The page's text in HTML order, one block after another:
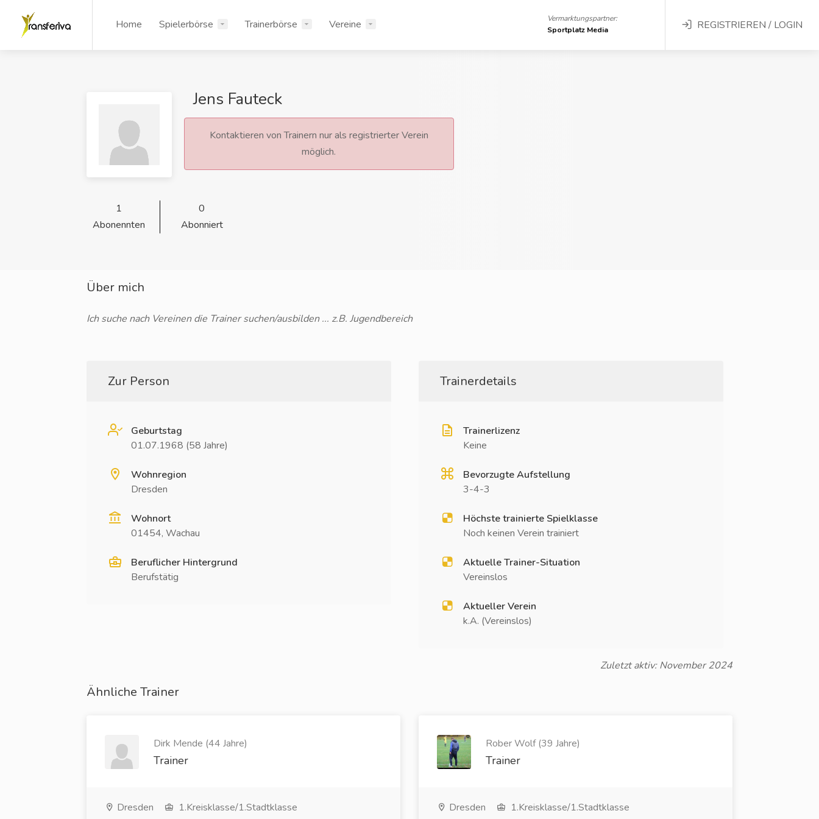
Home Spielerbörse Trainerbörse Vereine
Vermarktungspartner:
Sportplatz Media
REGISTRIEREN / LOGIN
Jens Fauteck
Kontaktieren von Trainern nur als registrierter Verein
möglich.
1
Abonennten
0
Abonniert
Über mich
Ich suche nach Vereinen die Trainer suchen/ausbilden ... z.B. Jugendbereich
Zur Person
Geburtstag
01.07.1968 (58 Jahre)
Wohnregion
Dresden
Wohnort
01454, Wachau
Beruflicher Hintergrund
Berufstätig
Trainerdetails
Trainerlizenz
Keine
Bevorzugte Aufstellung
3-4-3
Höchste trainierte Spielklasse
Noch keinen Verein trainiert
Aktuelle Trainer-Situation
Vereinslos
Aktueller Verein
k.A. (Vereinslos)
Zuletzt aktiv: November 2024
Ähnliche Trainer
Dirk Mende (44 Jahre)
Trainer
Dresden 1.Kreisklasse/1.Stadtklasse
Rober Wolf (39 Jahre)
Trainer
Dresden 1.Kreisklasse/1.Stadtklasse